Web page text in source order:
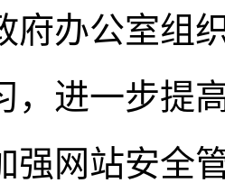
府办公室组
， 进一步提
强网站安全